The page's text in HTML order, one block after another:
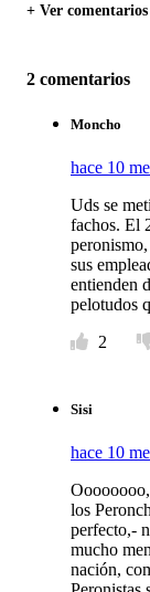
+ Ver comentarios
2 comentarios
Moncho
hace 10
Uds se
fachos. El
sus
entienden
pelotudos
2
Sisi
hace 10
los
perfecto,-
mucho
nación,